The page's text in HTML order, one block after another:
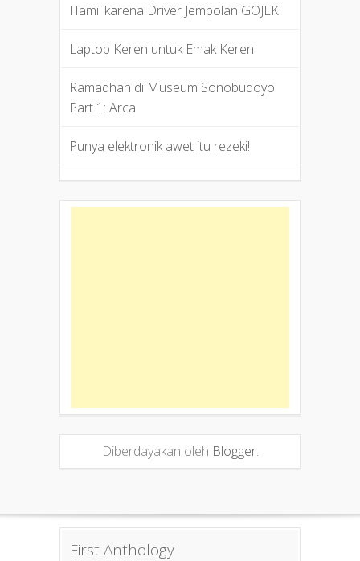
Hamil karena Driver Jempolan GOJEK
Laptop Keren untuk Emak Keren
Ramadhan di Museum Sonobudoyo
Part 1: Arca
Punya elektronik awet itu rezeki!
Diberdayakan oleh Blogger.
First Anthology